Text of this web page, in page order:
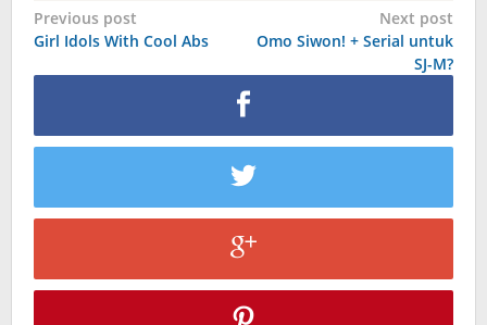
Post
navigation
Previous post
Girl Idols With Cool Abs
Next post
Omo Siwon! + Serial untuk
SJ-M?